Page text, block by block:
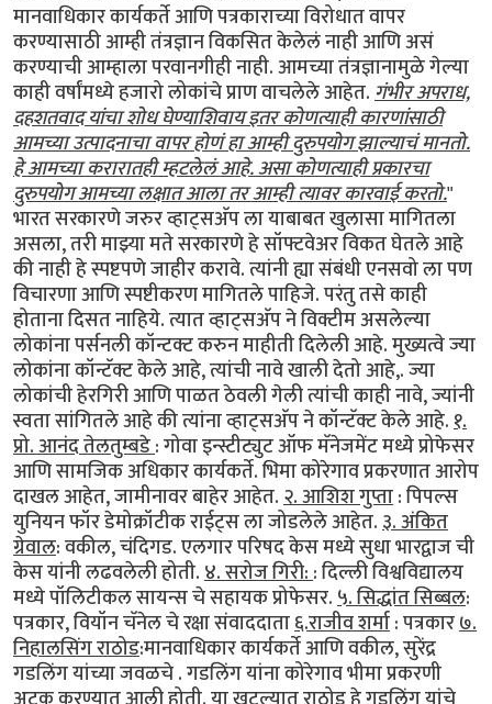
मानवाधिकार कार्यकर्ते आणि पत्रकाराच्या विरोधात वापर
करण्यासाठी आम्ही तंत्रज्ञान विकसित केलेलं नाही आणि असं
करण्याची आम्हाला परवानगीही नाही. आमच्या तंत्रज्ञानामुळे गेल्या
काही वर्षांमध्ये हजारो लोकांचे प्राण वाचलेले आहेत.गंभीर अपराध,
दहशतवाद यांचा शोध घेण्याशिवाय इतर कोणत्याही कारणांसाठी
आमच्या उत्पादनाचा वापर होणं हा आम्ही दुरुपयोग झाल्याचं मानतो.
हे आमच्या करारातही म्हटलेलं आहे. असा कोणत्याही प्रकारचा
दुरुपयोग आमच्या लक्षात आला तर आम्ही त्यावर कारवाई करतो."
भारत सरकारणे जरुर व्हाट्सअ‍ॅप ला याबाबत खुलासा मागितला
असला, तरी माझ्या मते सरकारणे हे सॉफ्टवेअर विकत घेतले आहे
की नाही हे स्पष्टपणे जाहीर करावे. त्यांनी ह्या संबंधी एनसवो ला पण
विचारणा आणि स्पष्टीकरण मागितले पाहिजे. परंतु तसे काही
होताना दिसत नाहिये. त्यात व्हाट्सअ‍ॅप ने विक्टीम असलेल्या
लोकांना पर्सनली कॉन्टक्ट करुन माहीती दिलेली आहे. मुख्यत्वे ज्या
लोकांना कॉन्टॅक्ट केले आहे, त्यांची नावे खाली देतो आहे,. ज्या
लोकांची हेरगिरी आणि पाळत ठेवली गेली त्यांची काही नावे, ज्यांनी
स्वता सांगितले आहे की त्यांना व्हाट्सअ‍ॅप ने कॉन्टॅक्ट केले आहे.१.
प्रो. आनंद तेलतुम्बडे: गोवा इन्स्टीट्युट ऑफ मॅनेजमेंट मध्ये प्रोफेसर
आणि सामजिक अधिकार कार्यकर्ते. भिमा कोरेगाव प्रकरणात आरोप
दाखल आहेत, जामीनावर बाहेर आहेत.२. आशिश गुप्ता: पिपल्स
युनियन फॉर डेमोक्रॉटीक राईट्स ला जोडलेले आहेत.३. अंकित
ग्रेवाल: वकील, चंदिगड. एलगार परिषद केस मध्ये सुधा भारद्वाज ची
केस यांनी लढवलेली होती.४. सरोज गिरी:: दिल्ली विश्वविद्यालय
मध्ये पॉलिटीकल सायन्स चे सहायक प्रोफेसर.५. सिद्धांत सिब्बल:
पत्रकार, वियॉन चॅनेल चे रक्षा संवाददाता६.राजीव शर्मा: पत्रकार७.
निहालसिंग राठोड:मानवाधिकार कार्यकर्ते आणि वकील, सुरेंद्र
गडलिंग यांच्या जवळचे . गडलिंग यांना कोरेगाव भीमा प्रकरणी